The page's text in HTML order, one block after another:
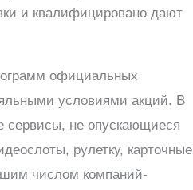
и квалифицировано дают
официальных
условиями акций. В
сервисы, не опускающиеся
рулетку, карточные
числом компаний-